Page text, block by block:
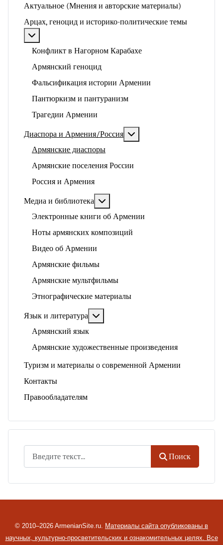
Актуальное (Мнения и авторские материалы)
Арцах, геноцид и историко-политические темы
Конфликт в Нагорном Карабахе
Армянский геноцид
Фальсификация истории Армении
Пантюркизм и пантуранизм
Трагедии Армении
Диаспора и Армения/Россия
Армянские диаспоры
Армянские поселения России
Россия и Армения
Медиа и библиотека
Электронные книги об Армении
Ноты армянских композиций
Видео об Армении
Армянские фильмы
Армянские мультфильмы
Этнографические материалы
Язык и литература
Армянский язык
Армянские художественные произведения
Туризм и материалы о современной Армении
Контакты
Правообладателям
Поиск
© 2010–2026 ArmenianSite.ru. Материалы сайта опубликованы в
научных, культурно-просветительских и ознакомительных целях. Все